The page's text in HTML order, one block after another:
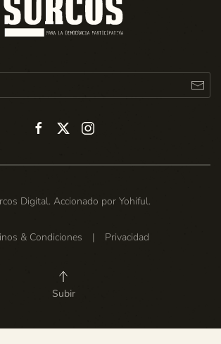
Digital. Accionado por Yohiful.
& Condiciones | Privacidad
Subir